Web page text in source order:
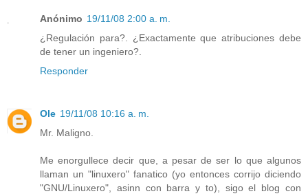
Anónimo 19/11/08 2:00 a. m.
¿Regulación para?. ¿Exactamente que atribuciones debe
de tener un ingeniero?.
Responder
Ole 19/11/08 10:16 a. m.
Mr. Maligno.
Me enorgullece decir que, a pesar de ser lo que algunos
llaman un "linuxero" fanatico (yo entonces corrijo diciendo
"GNU/Linuxero", asinn con barra y to), sigo el blog con